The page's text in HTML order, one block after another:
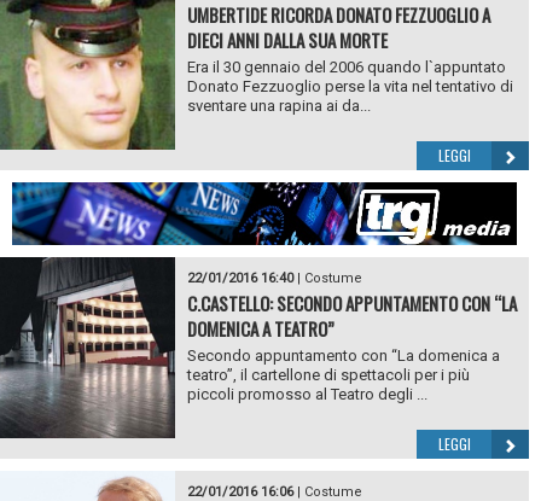
UMBERTIDE RICORDA DONATO FEZZUOGLIO A
DIECI ANNI DALLA SUA MORTE
Era il 30 gennaio del 2006 quando l`appuntato
Donato Fezzuoglio perse la vita nel tentativo di
sventare una rapina ai da...
LEGGI
22/01/2016 16:40| Costume
C.CASTELLO: SECONDO APPUNTAMENTO CON “LA
DOMENICA A TEATRO”
Secondo appuntamento con “La domenica a
teatro”, il cartellone di spettacoli per i più
piccoli promosso al Teatro degli ...
LEGGI
22/01/2016 16:06| Costume